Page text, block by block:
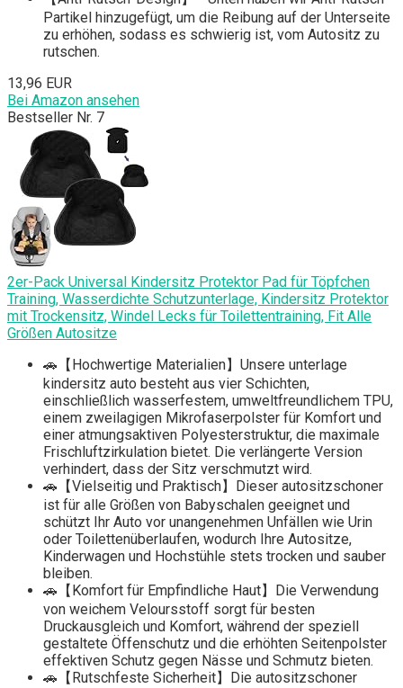
Partikel hinzugefügt, um die Reibung auf der Unterseite
zu erhöhen, sodass es schwierig ist, vom Autositz zu
rutschen.
13,96 EUR
Bei Amazon ansehen
Bestseller Nr. 7
2er-Pack Universal Kindersitz Protektor Pad für Töpfchen
Training, Wasserdichte Schutzunterlage, Kindersitz Protektor
mit Trockensitz, Windel Lecks für Toilettentraining, Fit Alle
Größen Autositze
🚗【Hochwertige Materialien】Unsere unterlage
kindersitz auto besteht aus vier Schichten,
einschließlich wasserfestem, umweltfreundlichem TPU,
einem zweilagigen Mikrofaserpolster für Komfort und
einer atmungsaktiven Polyesterstruktur, die maximale
Frischluftzirkulation bietet. Die verlängerte Version
verhindert, dass der Sitz verschmutzt wird.
🚗【Vielseitig und Praktisch】Dieser autositzschoner
ist für alle Größen von Babyschalen geeignet und
schützt Ihr Auto vor unangenehmen Unfällen wie Urin
oder Toilettenüberlaufen, wodurch Ihre Autositze,
Kinderwagen und Hochstühle stets trocken und sauber
bleiben.
🚗【Komfort für Empfindliche Haut】Die Verwendung
von weichem Veloursstoff sorgt für besten
Druckausgleich und Komfort, während der speziell
gestaltete Öffenschutz und die erhöhten Seitenpolster
effektiven Schutz gegen Nässe und Schmutz bieten.
🚗【Rutschfeste Sicherheit】Die autositzschoner